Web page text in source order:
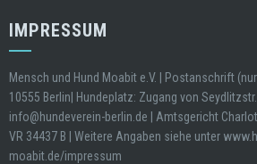
IMPRESSUM
Mensch und Hund Moabit e.V. | Postanschrift
10555 Berlin| Hundeplatz: Zugang von
info@hundeverein-berlin.de | Amtsgericht
VR 34437 B | Weitere Angaben siehe unter
moabit.de/impressum